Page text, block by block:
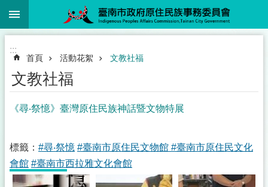
跳到主要內容區塊
:::
首頁 活動花絮 文教社福
文教社福
《尋‧祭憶》臺灣原住民族神話暨文物特展
標籤： #尋‧祭憶 #臺南市原住民文物館 #臺南市原住民文化
會館 #臺南市西拉雅文化會館